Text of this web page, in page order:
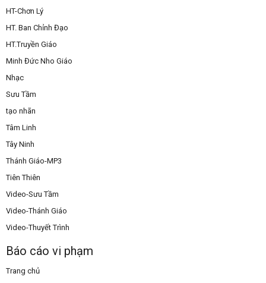
HT-Chơn Lý
HT. Ban Chỉnh Đạo
HT.Truyền Giáo
Minh Đức Nho Giáo
Nhạc
Sưu Tầm
tạo nhãn
Tâm Linh
Tây Ninh
Thánh Giáo-MP3
Tiên Thiên
Video-Sưu Tầm
Video-Thánh Giáo
Video-Thuyết Trình
Báo cáo vi phạm
Trang chủ